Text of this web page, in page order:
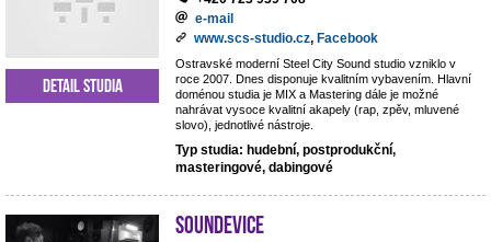
e-mail
www.scs-studio.cz, Facebook
Ostravské moderní Steel City Sound studio vzniklo v
roce 2007. Dnes disponuje kvalitním vybavením. Hlavní
doménou studia je MIX a Mastering dále je možné
nahrávat vysoce kvalitní akapely (rap, zpěv, mluvené
slovo), jednotlivé nástroje.
Typ studia: hudební, postprodukční,
masteringové, dabingové
Detail studia
Soundevice